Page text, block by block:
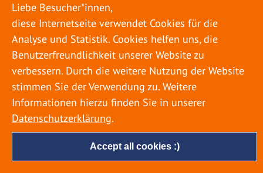
genießen ihren Urlaub. Dabei zieht es die Einen
weiter weg, die Anderen bleiben dann doch
lieber in der Heimat. Wenn Sie für eine längere
Zeit wegfahren möchten, gibt es einige Dinge zu
beachten, damit nicht anschließend eine böse
Überraschung auf Sie wartet. Um einen
möglichst entspannten Urlaub zu […]
Accept all cookies :)
Liebe Besucher*innen,
diese Internetseite verwendet Cookies für die
Analyse und Statistik. Cookies helfen uns, die
Benutzerfreundlichkeit unserer Website zu
verbessern. Durch die weitere Nutzung der Website
stimmen Sie der Verwendung zu. Weitere
Informationen hierzu finden Sie in unserer
Datenschutzerklärung.